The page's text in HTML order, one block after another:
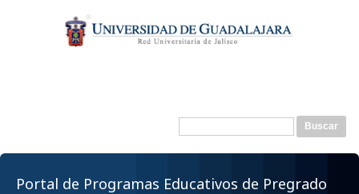
contenido
principal
Formulario de
Buscar
Portal de Programas Educativos de Pregrado